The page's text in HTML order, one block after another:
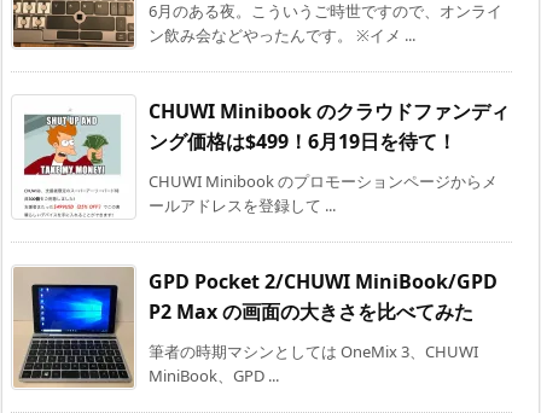
6月のある夜。こういうご時世ですので、オンライ
ン飲み会などやったんです。 ※イメ ...
CHUWI Minibook のクラウドファンディ
ング価格は$499！6月19日を待て！
CHUWI Minibook のプロモーションページからメ
ールアドレスを登録して ...
GPD Pocket 2/CHUWI MiniBook/GPD
P2 Max の画面の大きさを比べてみた
筆者の時期マシンとしては OneMix 3、CHUWI
MiniBook、GPD ...